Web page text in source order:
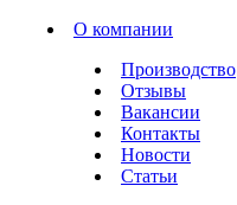
О компании
Производство
Отзывы
Вакансии
Контакты
Новости
Статьи